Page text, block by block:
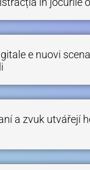
e nuovi
a zvuk utvářejí